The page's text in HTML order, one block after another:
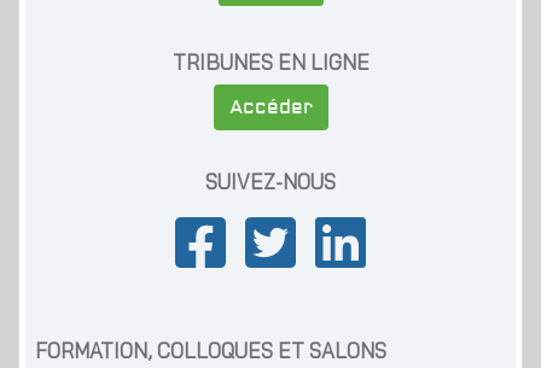
TRIBUNES EN LIGNE
Accéder
SUIVEZ-NOUS
FORMATION, COLLOQUES ET SALONS